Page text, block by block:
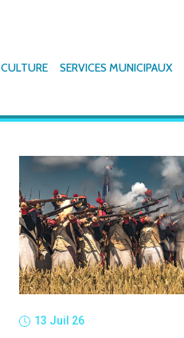
CULTURE SERVICES MUNICIPAUX
13 Juil 26